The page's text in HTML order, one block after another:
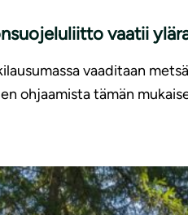
vaatii
vaaditaan
ohjaamista tämän